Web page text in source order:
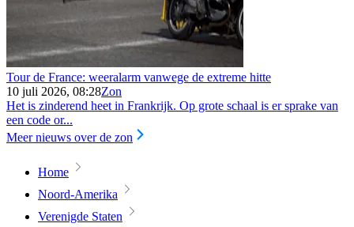
Tour de France: weeralarm vanwege de extreme hitte
10 juli 2026, 08:28Zon
Het is zinderend heet in Frankrijk. Op grote schaal is er sprake van
een code or...
Meer nieuws over de zon
Home
Noord-Amerika
Verenigde Staten